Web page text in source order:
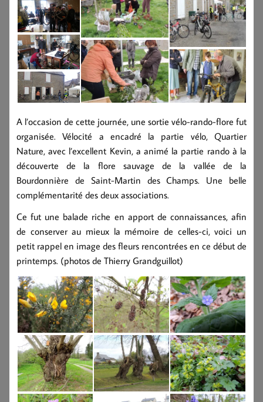
A l’occasion de cette journée, une sortie vélo-rando-flore fut
organisée. Vélocité a encadré la partie vélo, Quartier
Nature, avec l’excellent Kevin, a animé la partie rando à la
découverte de la flore sauvage de la vallée de la
Bourdonnière de Saint-Martin des Champs. Une belle
complémentarité des deux associations.
Ce fut une balade riche en apport de connaissances, afin
de conserver au mieux la mémoire de celles-ci, voici un
petit rappel en image des fleurs rencontrées en ce début de
printemps. (photos de Thierry Grandguillot)